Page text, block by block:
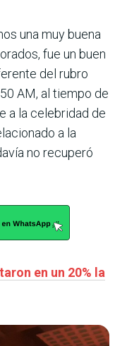
una muy buena
fue un buen
del rubro
AM, al tiempo de
a la celebridad de
a la
no recuperó
en un 20% la